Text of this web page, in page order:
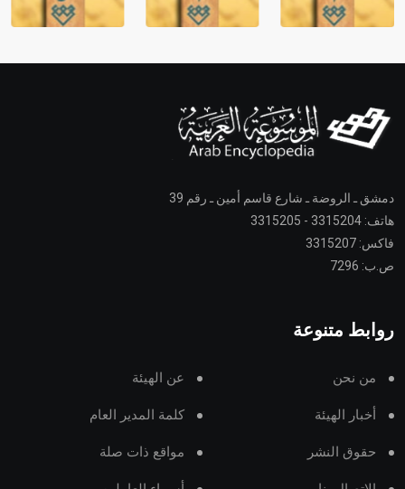
دمشق ـ الروضة ـ شارع قاسم أمين ـ رقم 39
هاتف: 3315204 - 3315205
فاكس: 3315207
ص.ب: 7296
روابط متنوعة
من نحن عن الهيئة
أخبار الهيئة كلمة المدير العام
حقوق النشر مواقع ذات صلة